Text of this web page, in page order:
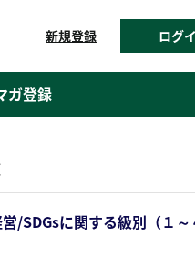
新規登録 ログ
ガ登録
/SDGsに関する級別（１～